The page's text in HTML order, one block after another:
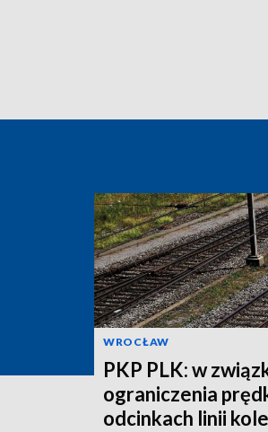
WROCŁAW
PKP PLK: w
ograniczenia
odcinkach linii